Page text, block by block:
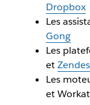
Dropbox
Les
Gong
Les
et
Les
et